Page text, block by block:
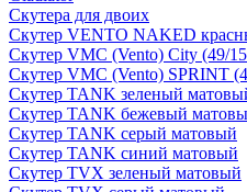
Скутера для двоих
Скутер VENTO NAKED
Скутер VMC (Vento) City (49/
Скутер VMC (Vento) SPRINT
Скутер TANK зеленый
Скутер TANK бежевый
Скутер TANK серый матовый
Скутер TANK синий матовый
Скутер TVX зеленый матовый